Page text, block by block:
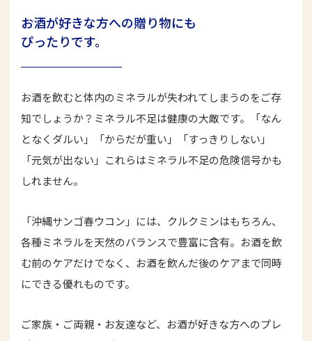
お酒が好きな方への贈り物にも
ぴったりです。
お酒を飲むと体内のミネラルが失われてしまうのをご存
知でしょうか？ミネラル不足は健康の大敵です。「なん
となくダルい」「からだが重い」「すっきりしない」
「元気が出ない」これらはミネラル不足の危険信号かも
しれません。
「沖縄サンゴ春ウコン」には、クルクミンはもちろん、
各種ミネラルを天然のバランスで豊富に含有。お酒を飲
む前のケアだけでなく、お酒を飲んだ後のケアまで同時
にできる優れものです。
ご家族・ご両親・お友達など、お酒が好きな方へのプレ